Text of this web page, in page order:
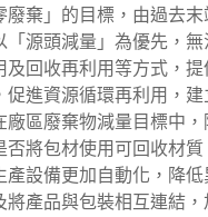
廢棄」的目標，由過去
「源頭減量」為優先，
回收再利用等方式，提
促進資源循環再利用，
廠區廢棄物減量目標中
否將包材使用可回收材
產設備更加自動化，降
將產品與包裝相互連結